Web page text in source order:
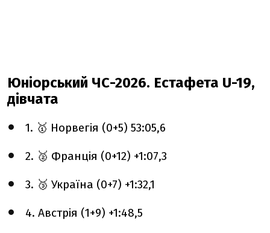
Юніорський ЧС-2026. Естафета U-19,
дівчата
1. 🥇 Норвегія (0+5) 53:05,6
2. 🥈 Франція (0+12) +1:07,3
3. 🥉 Україна (0+7) +1:32,1
4. Австрія (1+9) +1:48,5